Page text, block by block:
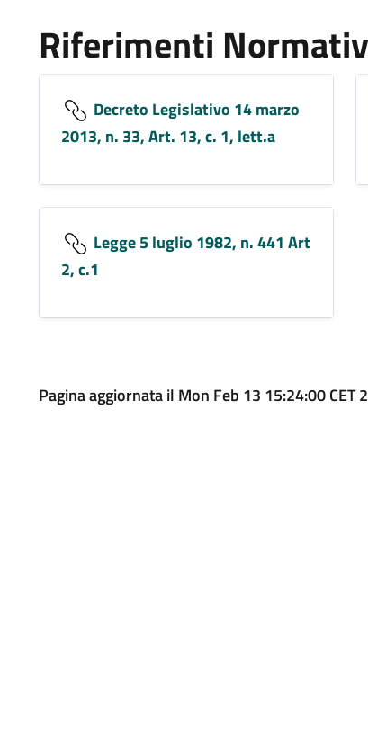
Riferimenti
Decreto Legislativo 14 marzo
2013, n. 33, Art. 13, c. 1, lett.a
Legge 5 luglio 1982, n. 441 Art
2, c.1
Pagina aggiornata il Mon Feb 13 15:24:00 CET